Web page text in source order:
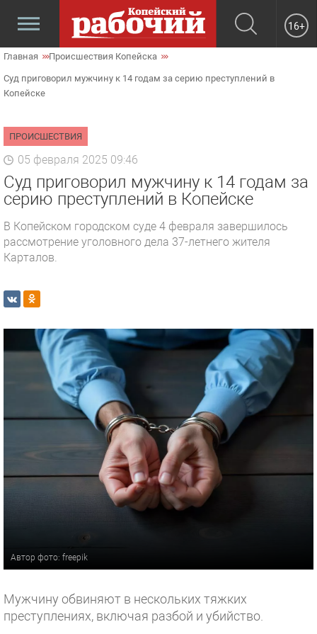
16+
Главная Происшествия Копейска
Суд приговорил мужчину к 14 годам за серию преступлений в
Копейске
ПРОИСШЕСТВИЯ
05 февраля 2025 09:46
Суд приговорил мужчину к 14 годам за
серию преступлений в Копейске
В Копейском городском суде 4 февраля завершилось
рассмотрение уголовного дела 37-летнего жителя
Карталов.
Автор фото: freepik
Мужчину обвиняют в нескольких тяжких
преступлениях, включая разбой и убийство.